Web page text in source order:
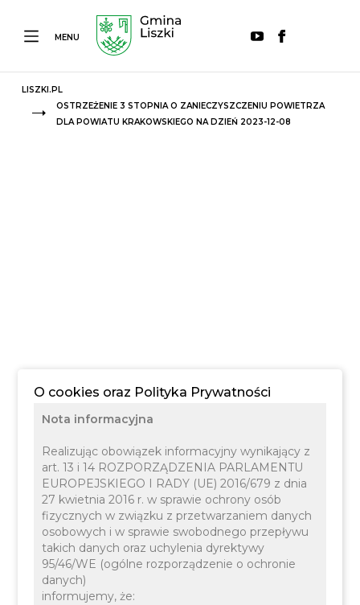
MENU
LISZKI.PL
OSTRZEŻENIE 3 STOPNIA O ZANIECZYSZCZENIU POWIETRZA
DLA POWIATU KRAKOWSKIEGO NA DZIEŃ 2023-12-08
08 GRUDNIA 2023
O cookies oraz Polityka Prywatności
Nota informacyjna
Realizując obowiązek informacyjny wynikający z
art. 13 i 14 ROZPORZĄDZENIA PARLAMENTU
EUROPEJSKIEGO I RADY (UE) 2016/679 z dnia
27 kwietnia 2016 r. w sprawie ochrony osób
fizycznych w związku z przetwarzaniem danych
osobowych i w sprawie swobodnego przepływu
takich danych oraz uchylenia dyrektywy
95/46/WE (ogólne rozporządzenie o ochronie
danych)
informujemy, że: